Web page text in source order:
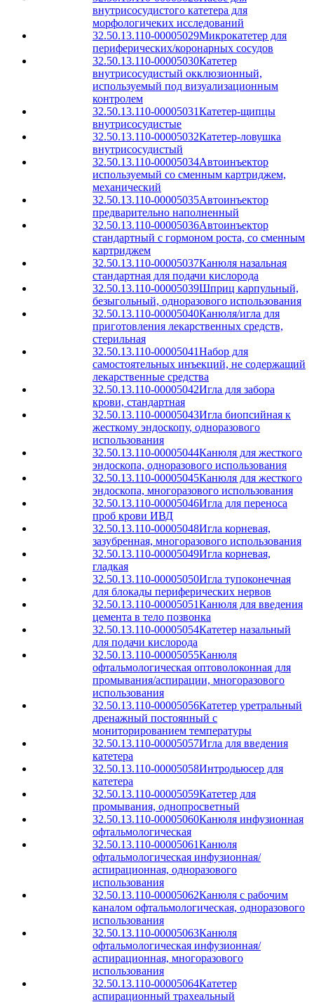
внутрисосудистого катетера для
морфологичеких исследований
32.50.13.110-00005029Микрокатетер для
периферических/коронарных сосудов
32.50.13.110-00005030Катетер
внутрисосудистый окклюзионный,
используемый под визуализационным
контролем
32.50.13.110-00005031Катетер-щипцы
внутрисосудистые
32.50.13.110-00005032Катетер-ловушка
внутрисосудистый
32.50.13.110-00005034Автоинъектор
используемый со сменным картриджем,
механический
32.50.13.110-00005035Автоинъектор
предварительно наполненный
32.50.13.110-00005036Автоинъектор
стандартный с гормоном роста, со сменным
картриджем
32.50.13.110-00005037Канюля назальная
стандартная для подачи кислорода
32.50.13.110-00005039Шприц карпульный,
безыгольный, одноразового использования
32.50.13.110-00005040Канюля/игла для
приготовления лекарственных средств,
стерильная
32.50.13.110-00005041Набор для
самостоятельных инъекций, не содержащий
лекарственные средства
32.50.13.110-00005042Игла для забора
крови, стандартная
32.50.13.110-00005043Игла биопсийная к
жесткому эндоскопу, одноразового
использования
32.50.13.110-00005044Канюля для жесткого
эндоскопа, одноразового использования
32.50.13.110-00005045Канюля для жесткого
эндоскопа, многоразового использования
32.50.13.110-00005046Игла для переноса
проб крови ИВД
32.50.13.110-00005048Игла корневая,
зазубренная, многоразового использования
32.50.13.110-00005049Игла корневая,
гладкая
32.50.13.110-00005050Игла тупоконечная
для блокады периферических нервов
32.50.13.110-00005051Канюля для введения
цемента в тело позвонка
32.50.13.110-00005054Катетер назальный
для подачи кислорода
32.50.13.110-00005055Канюля
офтальмологическая оптоволоконная для
промывания/аспирации, многоразового
использования
32.50.13.110-00005056Катетер уретральный
дренажный постоянный с
мониторированием температуры
32.50.13.110-00005057Игла для введения
катетера
32.50.13.110-00005058Интродьюсер для
катетера
32.50.13.110-00005059Катетер для
промывания, однопросветный
32.50.13.110-00005060Канюля инфузионная
офтальмологическая
32.50.13.110-00005061Канюля
офтальмологическая инфузионная/
аспирационная, одноразового
использования
32.50.13.110-00005062Канюля с рабочим
каналом офтальмологическая, одноразового
использования
32.50.13.110-00005063Канюля
офтальмологическая инфузионная/
аспирационная, многоразового
использования
32.50.13.110-00005064Катетер
аспирационный трахеальный